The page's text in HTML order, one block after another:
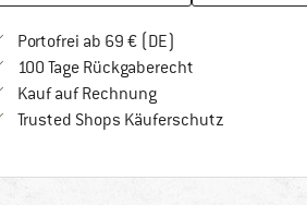
Portofrei ab 69 € (DE)
100 Tage RückgaberechtGehe hier zu
Kauf auf RechnungFinde die
Trusted Shops KäuferschutzFinde alle